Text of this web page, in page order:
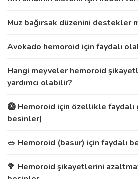
Muz bağırsak düzenini destekler
Avokado hemoroid için faydalı
Hangi meyveler hemoroid
yardımcı olabilir?
🥝 Hemoroid için özellikle faydalı
besinler)
🥗 Hemoroid (basur) için faydalı
🥦 Hemoroid şikayetlerini